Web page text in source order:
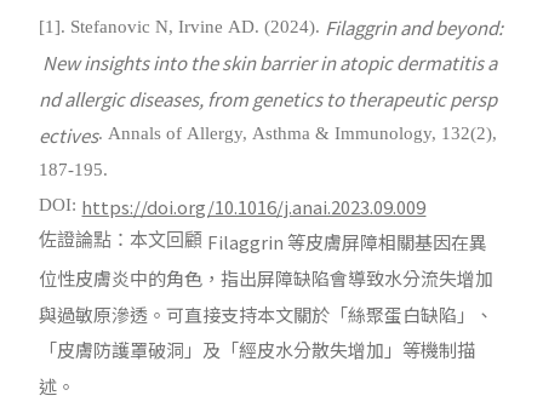
[1]. Stefanovic N, Irvine AD. (2024). Filaggrin and beyond:
New insights into the skin barrier in atopic dermatitis a
nd allergic diseases, from genetics to therapeutic persp
ectives. Annals of Allergy, Asthma & Immunology, 132(2),
187-195.
DOI: https://doi.org/10.1016/j.anai.2023.09.009
佐證論點：本文回顧 Filaggrin 等皮膚屏障相關基因在異
位性皮膚炎中的角色，指出屏障缺陷會導致水分流失增加
與過敏原滲透。可直接支持本文關於「絲聚蛋白缺陷」、
「皮膚防護罩破洞」及「經皮水分散失增加」等機制描
述。